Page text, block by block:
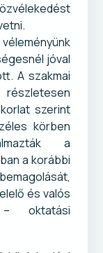
jóval
A szakmai
szerint
körben
a
a korábbi
és valós
oktatási